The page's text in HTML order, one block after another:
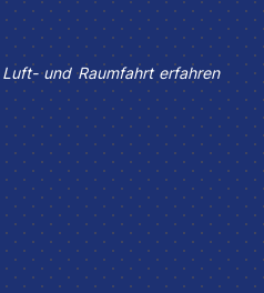
und Raumfahrt erfahren